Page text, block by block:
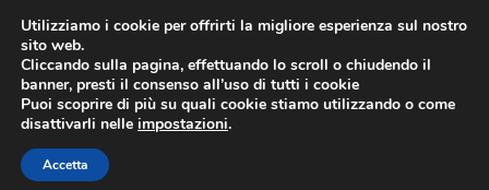
contenuto
Metal Gear Solid HD
Utilizziamo i cookie per offrirti la migliore esperienza sul nostro
sito web.
Cliccando sulla pagina, effettuando lo scroll o chiudendo il
banner, presti il consenso all’uso di tutti i cookie
Puoi scoprire di più su quali cookie stiamo utilizzando o come
disattivarli nelle impostazioni.
Accetta